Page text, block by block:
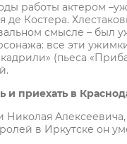
работы актером
Костера.
смысле – был
все эти
(пьеса
и приехать в
в Иркутске он